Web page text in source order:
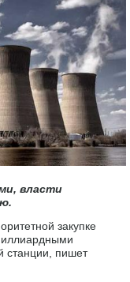
власти
закупке
станции, пишет